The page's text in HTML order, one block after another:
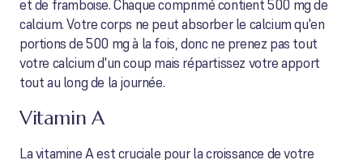
et de framboise. Chaque comprimé contient 500 mg de
calcium. Votre corps ne peut absorber le calcium qu'en
portions de 500 mg à la fois, donc ne prenez pas tout
votre calcium d'un coup mais répartissez votre apport
tout au long de la journée.
Vitamin A
La vitamine A est cruciale pour la croissance de votre